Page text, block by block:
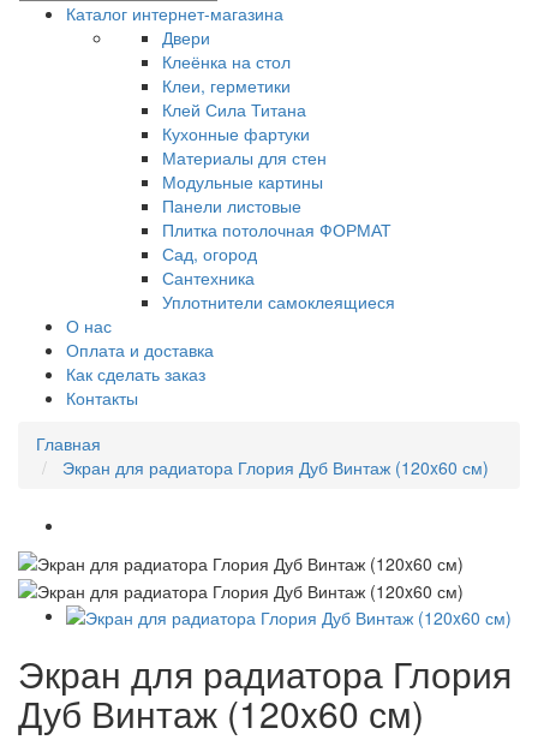
Каталог интернет-магазина
Двери
Клеёнка на стол
Клеи, герметики
Клей Сила Титана
Кухонные фартуки
Материалы для стен
Модульные картины
Панели листовые
Плитка потолочная ФОРМАТ
Сад, огород
Сантехника
Уплотнители самоклеящиеся
О нас
Оплата и доставка
Как сделать заказ
Контакты
Главная
Экран для радиатора Глория Дуб Винтаж (120x60 см)
Экран для радиатора Глория
Дуб Винтаж (120x60 см)